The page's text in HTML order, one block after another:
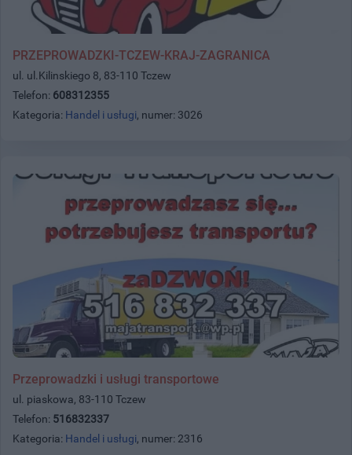
PRZEPROWADZKI-TCZEW-KRAJ-ZAGRANICA
ul. ul.Kilinskiego 8, 83-110 Tczew
Telefon: 608312355
Kategoria: Handel i usługi, numer: 3026
Przeprowadzki i usługi transportowe
ul. piaskowa, 83-110 Tczew
Telefon: 516832337
Kategoria: Handel i usługi, numer: 2316